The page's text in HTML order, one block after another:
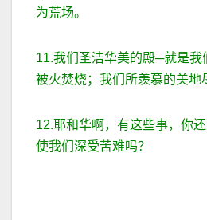
为荒场。
11.我们圣洁华美的殿─就是我
被火焚烧；我们所羡慕的美地
12.耶和华啊，有这些事，你
使我们深受苦难吗？